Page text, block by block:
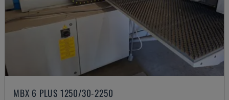
MBX 6 PLUS 1250/30-2250